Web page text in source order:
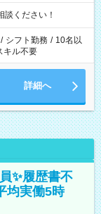
ください！
/ シフト勤務 / 10名以
キル不要
詳細へ
✨履歴書不
均実働5時